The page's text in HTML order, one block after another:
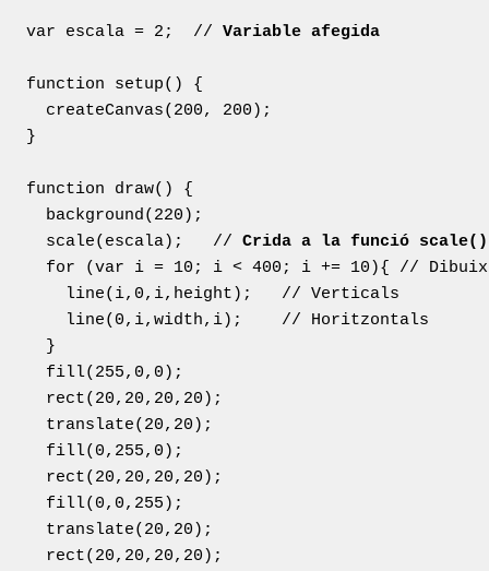
var escala = 2;  // Variable afegida
function setup() {
  createCanvas(200, 200);
}
function draw() {
  background(220);
  scale(escala);   //
Crida a la funció scale()
for (var i = 10; i < 400; i += 10){ //
    line(i,0,i,height);   // Verticals
    line(0,i,width,i);    // Horitzontals
  }
  fill(255,0,0);
  rect(20,20,20,20);
  translate(20,20);
  fill(0,255,0);
  rect(20,20,20,20);
  fill(0,0,255);
  translate(20,20);
  rect(20,20,20,20);